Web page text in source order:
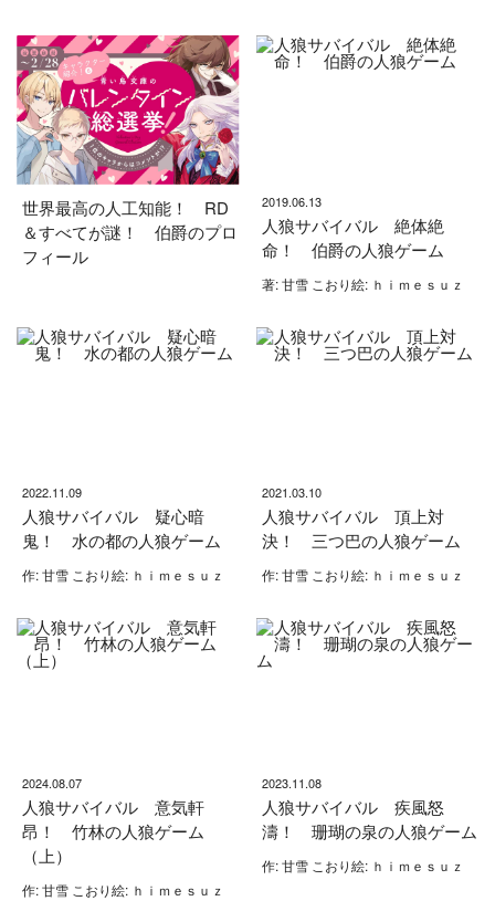
世界最高の人工知能！ RD
＆すべてが謎！ 伯爵のプロ
フィール
2019.06.13
人狼サバイバル 絶体絶
命！ 伯爵の人狼ゲーム
著: 甘雪 こおり絵: ｈｉｍｅｓｕｚ
2022.11.09
人狼サバイバル 疑心暗
鬼！ 水の都の人狼ゲーム
作: 甘雪 こおり絵: ｈｉｍｅｓｕｚ
2021.03.10
人狼サバイバル 頂上対
決！ 三つ巴の人狼ゲーム
作: 甘雪 こおり絵: ｈｉｍｅｓｕｚ
2024.08.07
人狼サバイバル 意気軒
昂！ 竹林の人狼ゲーム
（上）
作: 甘雪 こおり絵: ｈｉｍｅｓｕｚ
2023.11.08
人狼サバイバル 疾風怒
濤！ 珊瑚の泉の人狼ゲーム
作: 甘雪 こおり絵: ｈｉｍｅｓｕｚ